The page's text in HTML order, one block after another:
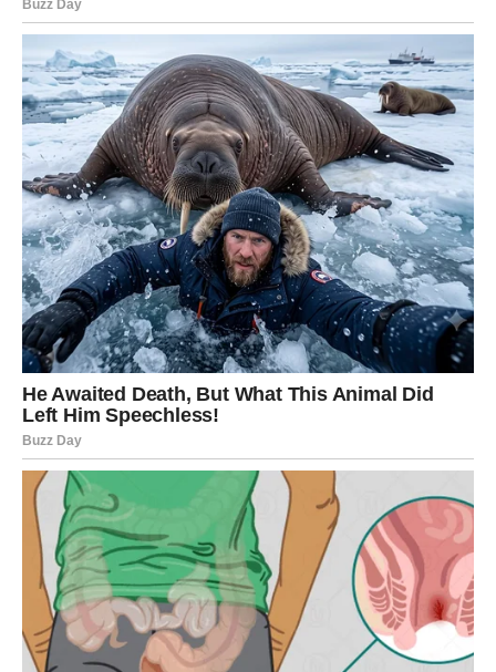
Ljubav
U ljubavi, Ovan prestaje da ulazi u odnose u kojima mora
da se dokazuje. Sada biratejasnoću, strast i poštovanje.
Ako ste u vezi, odnos dobija novu snagu. Ako ste sami,
privlačite osobu koja vas vidi kao ravnopravnog partnera.
Poruka za Ovna:
Kada prestaneš da se boriš protiv života – život počinje
da radi za tebe.